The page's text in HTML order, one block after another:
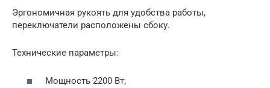
Эргономичная рукоять для удобства работы,
переключатели расположены сбоку.
Технические параметры:
Мощность 2200 Вт;